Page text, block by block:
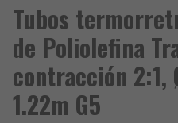
Tubos
de Poliolefina
contracción 2:1,
1.22m G5